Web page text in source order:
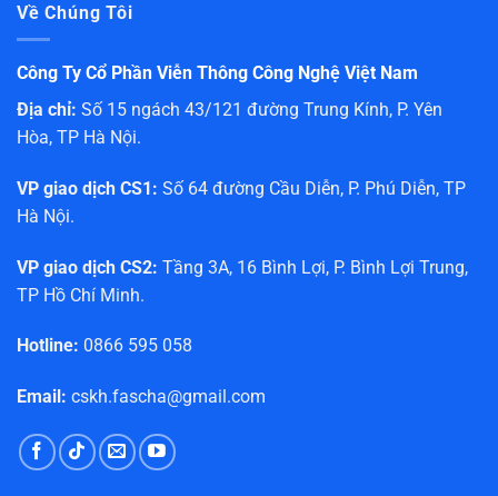
Về Chúng Tôi
Công Ty Cổ Phần Viễn Thông Công Nghệ Việt Nam
Địa chỉ: Số 15 ngách 43/121 đường Trung Kính, P. Yên
Hòa, TP Hà Nội.
VP giao dịch CS1: Số 64 đường Cầu Diễn, P. Phú Diễn, TP
Hà Nội.
VP giao dịch CS2: Tầng 3A, 16 Bình Lợi, P. Bình Lợi Trung,
TP Hồ Chí Minh.
Hotline: 0866 595 058
Email: cskh.fascha@gmail.com